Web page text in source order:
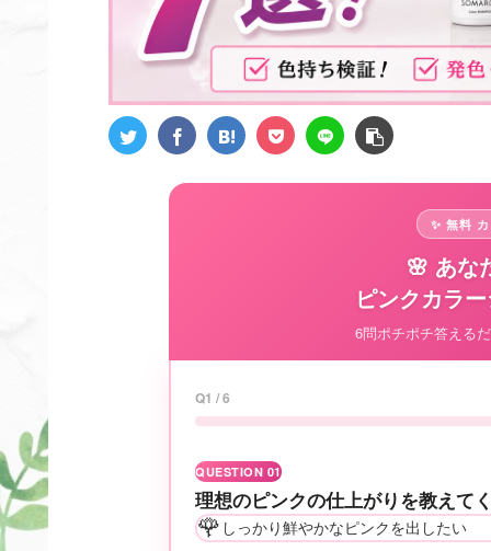
✨ 無料
🌸 あな
ピンクカラ
6問ポチポチ答える
Q1 / 6
QUESTION 01
理想のピンクの仕上がりを教えて
🌹 しっかり鮮やかなピンクを出したい